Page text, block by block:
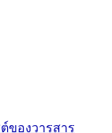
ของวารสาร